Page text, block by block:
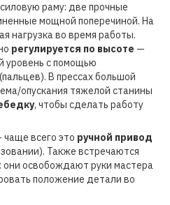
раму: две прочные
мощной поперечиной. На
нагрузка во время работы.
регулируется по высоте —
уровень с помощью
В прессах большой
опускания тяжелой станины
, чтобы сделать работу
всего это ручной привод
Также встречаются
: они освобождают руки мастера
положение детали во